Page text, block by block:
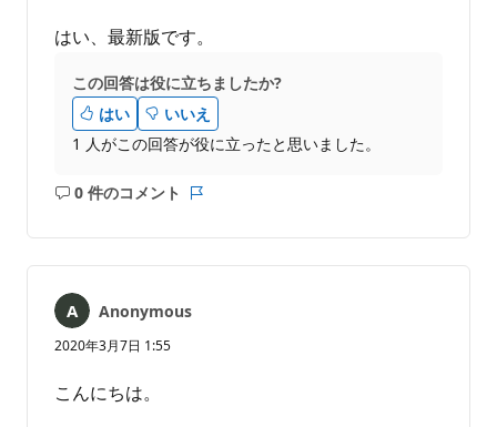
せ
はい、最新版です。
この回答は役に立ちましたか?
はい
いいえ
1 人がこの回答が役に立ったと思いました。
0 件のコメント
コ
ト
あ
り
せ
ト
Anonymous
2020年3月7日 1:55
こんにちは。